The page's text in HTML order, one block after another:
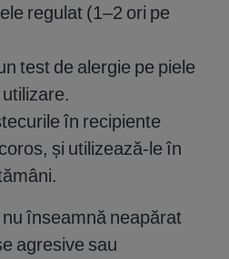
regulat (1–2 ori pe
test de alergie pe piele
în recipiente
și utilizează-le în
înseamnă neapărat
agresive sau